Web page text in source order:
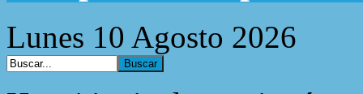
Lunes 10 Agosto 2026